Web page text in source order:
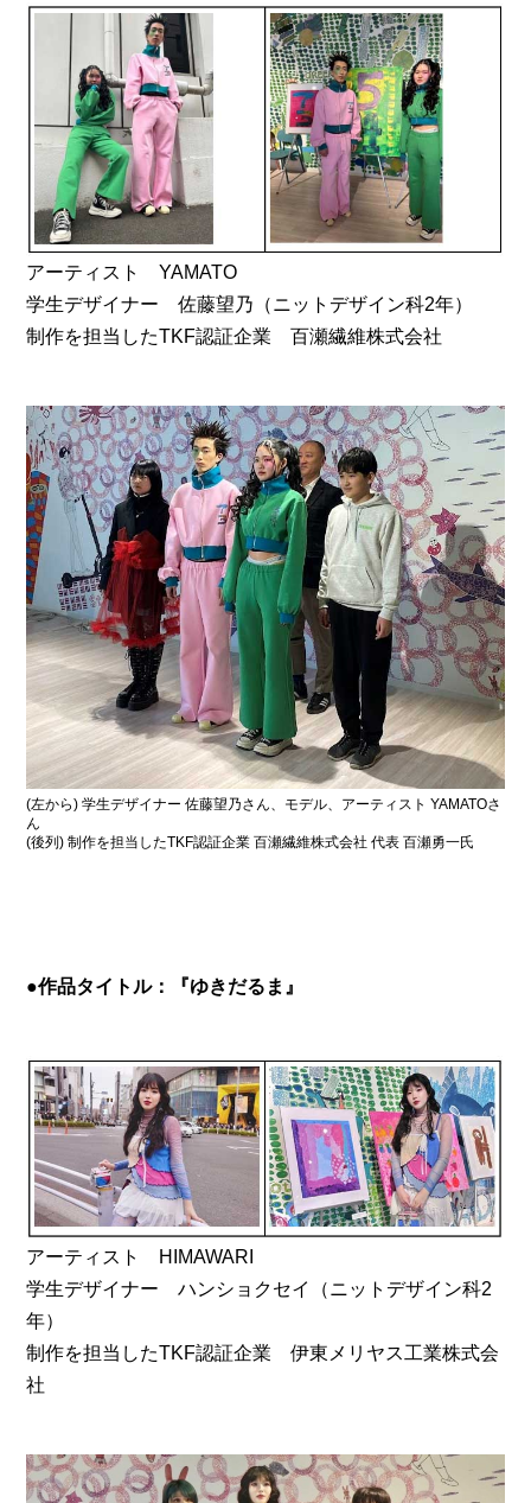
アーティスト YAMATO
学生デザイナー 佐藤望乃（ニットデザイン科2年）
制作を担当したTKF認証企業 百瀬繊維株式会社
(左から) 学生デザイナー 佐藤望乃さん、モデル、アーティスト YAMATOさ
ん
(後列) 制作を担当したTKF認証企業 百瀬繊維株式会社 代表 百瀬勇一氏
●作品タイトル：『ゆきだるま』
アーティスト HIMAWARI
学生デザイナー ハンショクセイ（ニットデザイン科2
年）
制作を担当したTKF認証企業 伊東メリヤス工業株式会
社